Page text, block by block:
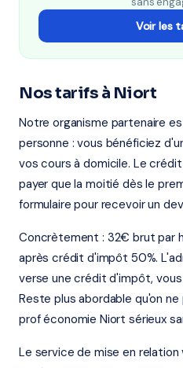
Voir les
Nos tarifs à Niort
Notre organisme partenaire
personne : vous bénéficiez
vos cours à domicile. Le
payer que la moitié dès le
formulaire pour recevoir un
Concrètement : 32€ brut par
après crédit d'impôt 50%.
verse une crédit d'impôt,
Reste plus abordable qu'on
prof économie Niort sérieux
Le service de mise en